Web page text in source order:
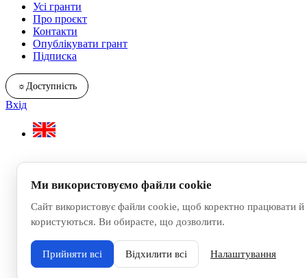
Усі гранти
Про проєкт
Контакти
Опублікувати грант
Підписка
☼ Доступність
Вхід
Ми використовуємо файли cookie
Сайт використовує файли cookie, щоб коректно працювати й
користуються. Ви обираєте, що дозволити.
Прийняти всі Відхилити всі Налаштування